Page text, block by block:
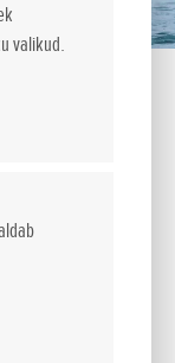
valikud.
Te vajate